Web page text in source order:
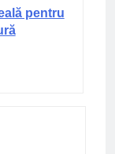
pentru